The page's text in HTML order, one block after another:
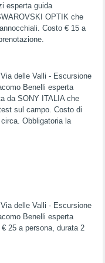
esperta guida
OPTIK che
Costo € 15 a
delle Valli - Escursione
Benelli esperta
da SONY ITALIA che
sul campo. Costo di
Obbligatoria la
delle Valli - Escursione
Benelli esperta
25 a persona, durata 2